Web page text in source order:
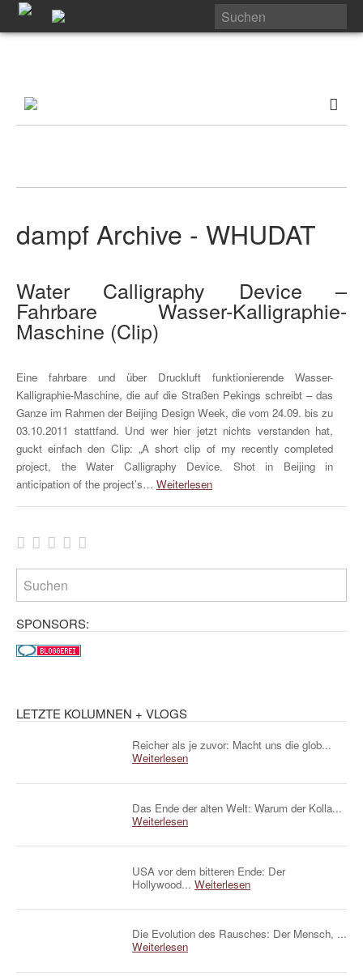
dampf Archive - WHUDAT
Water Calligraphy Device –
Fahrbare Wasser-Kalligraphie-
Maschine (Clip)
Eine fahrbare und über Druckluft funktionierende Wasser-
Kalligraphie-Maschine, die auf die Straßen Pekings schreibt – das
Ganze im Rahmen der Beijing Design Week, die vom 24.09. bis zu
03.10.2011 stattfand. Und wer hier jetzt nichts verstanden hat,
guckt einfach den Clip: „A short clip of my recently completed
project, the Water Calligraphy Device. Shot in Beijing in
anticipation of the project’s… Weiterlesen
SPONSORS:
LETZTE KOLUMNEN + VLOGS
Reicher als je zuvor: Macht uns die glob...
Weiterlesen
Das Ende der alten Welt: Warum der Kolla...
Weiterlesen
USA vor dem bitteren Ende: Der
Hollywood... Weiterlesen
Die Evolution des Rausches: Der Mensch, ...
Weiterlesen